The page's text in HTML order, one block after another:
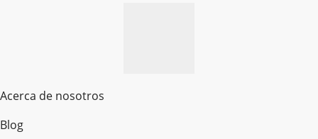
Acerca de nosotros
Blog